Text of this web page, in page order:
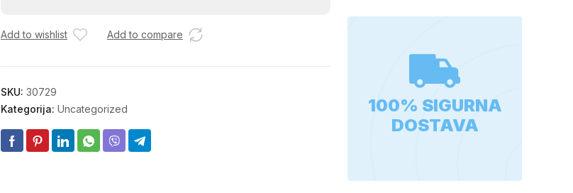
002767
Add to wishlist Add to compare
SKU: 30729
Kategorija: Uncategorized
100% SIGURNA
DOSTAVA